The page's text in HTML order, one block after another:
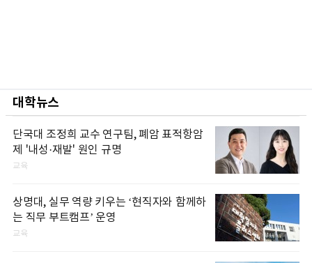
대학뉴스
단국대 조정희 교수 연구팀, 폐암 표적항암
제 '내성·재발' 원인 규명
교육
상명대, 실무 역량 키우는 ‘현직자와 함께하
는 직무 부트캠프’ 운영
교육